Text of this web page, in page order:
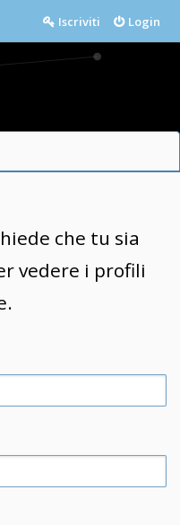
Login
Iscriviti
che tu sia
vedere i profili